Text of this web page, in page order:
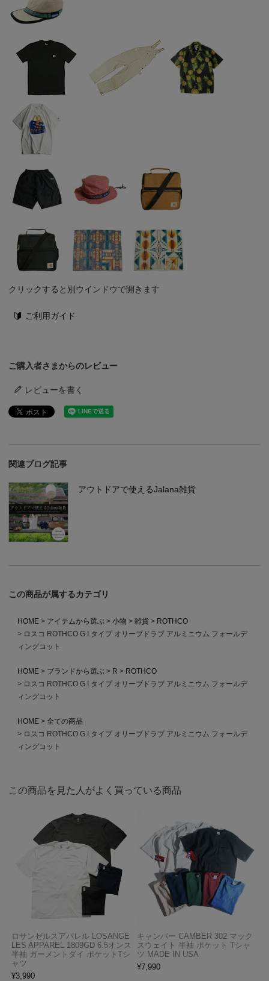
クリックすると別ウインドウで開きます
ご利用ガイド
ご購入者さまからのレビュー
レビューを書く
関連ブログ記事
アウトドアで使えるJalana雑貨
この商品が属するカテゴリ
HOME アイテムから選ぶ 小物 雑貨
ROTHCO
ロスコ ROTHCO G.I.タイプ オリーブドラブ アルミニウム フォールデ
ィングコット
HOME ブランドから選ぶ R
ROTHCO
ロスコ ROTHCO G.I.タイプ オリーブドラブ アルミニウム フォールデ
ィングコット
HOME
全ての商品
ロスコ ROTHCO G.I.タイプ オリーブドラブ アルミニウム フォールデ
ィングコット
この商品を見た人がよく買っている商品
ロサンゼルスアパレル LOSANGE
LES APPAREL 1809GD 6.5オンス
半袖 ガーメントダイ ポケットTシ
ャツ
¥3,990
キャンバー CAMBER 302 マック
スウェイト 半袖 ポケット Tシャ
ツ MADE IN USA
¥7,990